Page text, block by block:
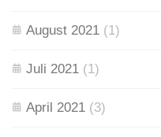
August 2021 (1)
Juli 2021 (1)
April 2021 (3)